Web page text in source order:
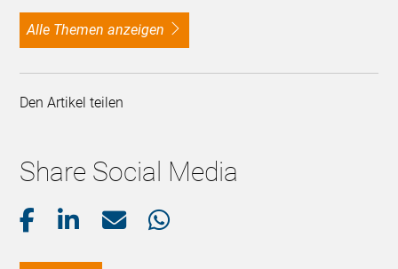
alle Themen anzeigen
Den Artikel teilen
Share Social Media